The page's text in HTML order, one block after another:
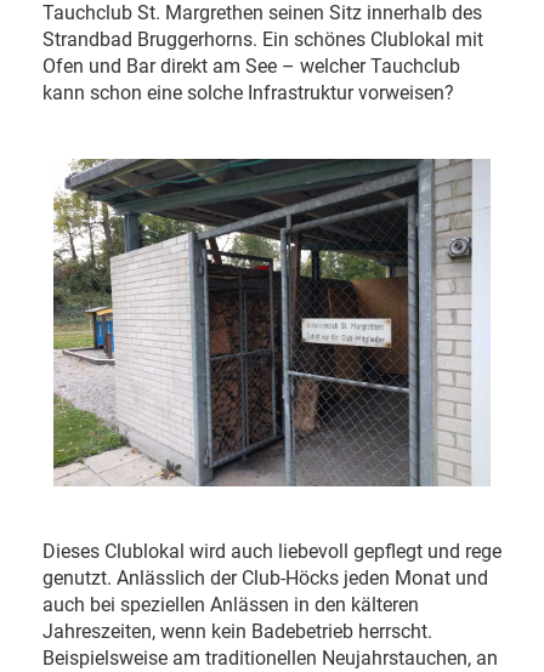
Tauchclub St. Margrethen seinen Sitz innerhalb des
Strandbad Bruggerhorns. Ein schönes Clublokal mit
Ofen und Bar direkt am See – welcher Tauchclub
kann schon eine solche Infrastruktur vorweisen?
Dieses Clublokal wird auch liebevoll gepflegt und rege
genutzt. Anlässlich der Club-Höcks jeden Monat und
auch bei speziellen Anlässen in den kälteren
Jahreszeiten, wenn kein Badebetrieb herrscht.
Beispielsweise am traditionellen Neujahrstauchen, an